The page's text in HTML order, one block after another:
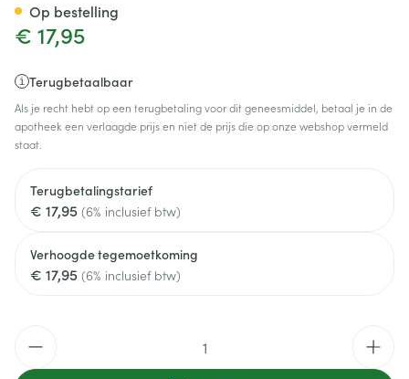
€ 17,95
Terugbetaalbaar
Als je recht hebt op een terugbetaling voor dit geneesmiddel, betaal je in de
apotheek een verlaagde prijs en niet de prijs die op onze webshop vermeld
staat.
Terugbetalingstarief
€ 17,95 (6% inclusief btw)
Verhoogde tegemoetkoming
€ 17,95 (6% inclusief btw)
Op bestelling